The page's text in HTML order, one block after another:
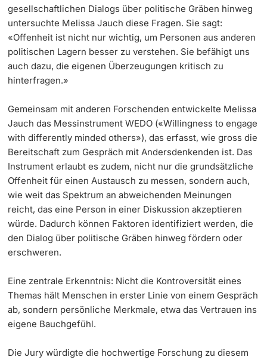
gesellschaftlichen Dialogs über politische Gräben hinweg
untersuchte Melissa Jauch diese Fragen. Sie sagt:
«Offenheit ist nicht nur wichtig, um Personen aus anderen
politischen Lagern besser zu verstehen. Sie befähigt uns
auch dazu, die eigenen Überzeugungen kritisch zu
hinterfragen.»
Gemeinsam mit anderen Forschenden entwickelte Melissa
Jauch das Messinstrument WEDO («Willingness to engage
with differently minded others»), das erfasst, wie gross die
Bereitschaft zum Gespräch mit Andersdenkenden ist. Das
Instrument erlaubt es zudem, nicht nur die grundsätzliche
Offenheit für einen Austausch zu messen, sondern auch,
wie weit das Spektrum an abweichenden Meinungen
reicht, das eine Person in einer Diskussion akzeptieren
würde. Dadurch können Faktoren identifiziert werden, die
den Dialog über politische Gräben hinweg fördern oder
erschweren.
Eine zentrale Erkenntnis: Nicht die Kontroversität eines
Themas hält Menschen in erster Linie von einem Gespräch
ab, sondern persönliche Merkmale, etwa das Vertrauen ins
eigene Bauchgefühl.
Die Jury würdigte die hochwertige Forschung zu diesem